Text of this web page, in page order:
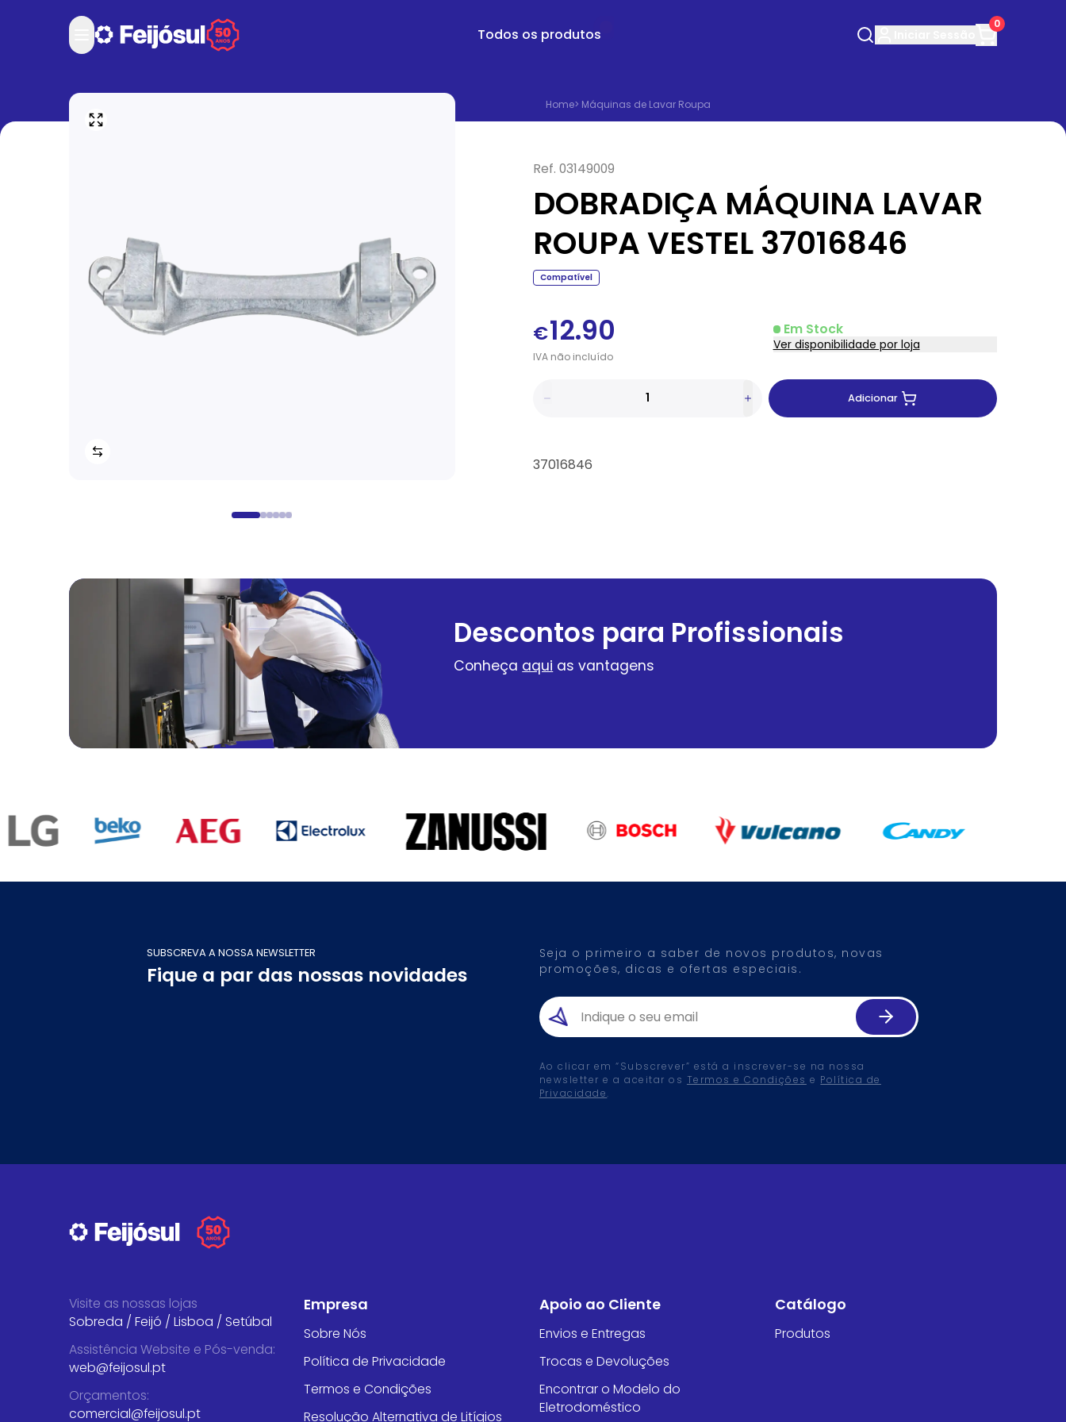
Todos os produtos
0
Home> Máquinas de Lavar Roupa
Ref. 03149009
DOBRADIÇA MÁQUINA LAVAR
ROUPA VESTEL 37016846
Compatível
€12.90
IVAnãoincluído
Em Stock
Ver disponibilidade por loja
Adicionar
37016846
Descontos para Profissionais
Conheça aqui as vantagens
SUBSCREVA A NOSSA NEWSLETTER
Fique a par das nossas novidades
Seja o primeiro a saber de novos produtos, novas
promoções, dicas e ofertas especiais.
Ao clicar em “Subscrever” está a inscrever-se na nossa
newsletter e a aceitar os Termos e Condições e Política de
Privacidade.
Visite as nossas lojas
Sobreda / Feijó / Lisboa / Setúbal
Assistência Website e Pós-venda:
web@feijosul.pt
Orçamentos:
comercial@feijosul.pt
Empresa
Sobre Nós
Política de Privacidade
Termos e Condições
Resolução Alternativa de Litígios
Apoio ao Cliente
Envios e Entregas
Trocas e Devoluções
Encontrar o Modelo do
Eletrodoméstico
Catálogo
Produtos